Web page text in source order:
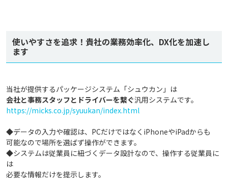
使いやすさを追求！貴社の業務効率化、DX化を加速し
ます
当社が提供するパッケージシステム「シュウカン」は
会社と事務スタッフとドライバーを繋ぐ汎用システムです。
https://micks.co.jp/syuukan/index.html
◆データの入力や確認は、PCだけではなくiPhoneやiPadからも
可能なので場所を選ばず操作ができます。
◆システムは従業員に紐づくデータ設計なので、操作する従業員に
は
必要な情報だけを提示します。